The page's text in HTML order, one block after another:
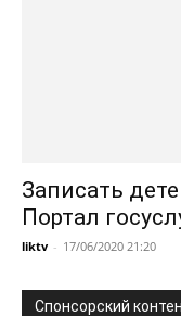
Записать
Портал
liktv - 17/06/2020 21:20
Спонсорский